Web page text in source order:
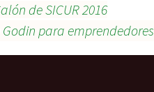
de SICUR 2016
Godin para emprendedores